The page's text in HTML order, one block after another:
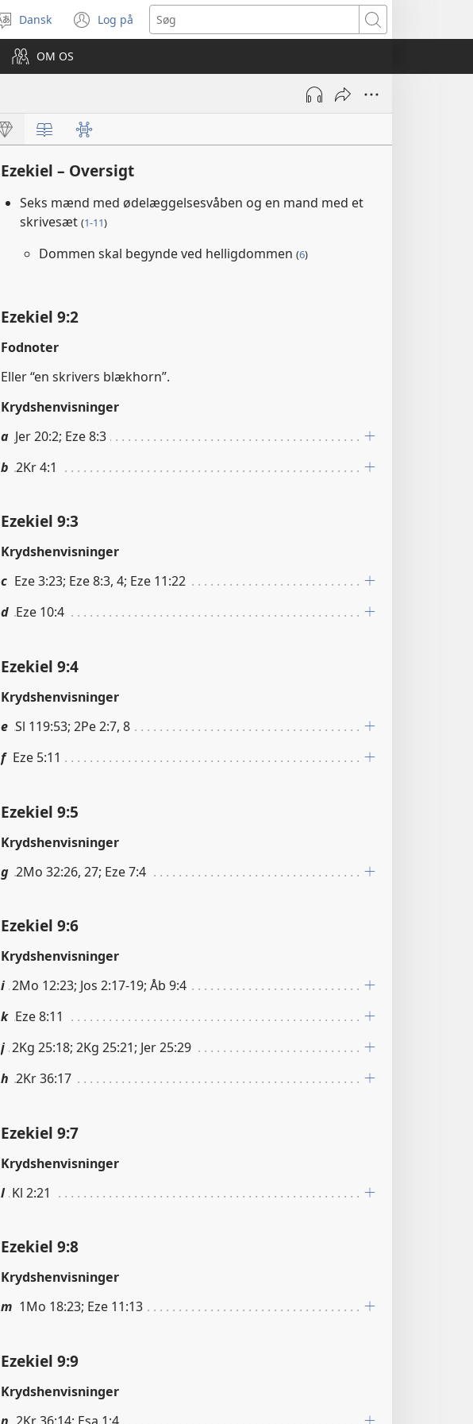
Vælg
sprog
Dansk Log på
(åbner
nyt
Søg
OM OS
Ezekiel – Oversigt
Seks mænd med ødelæggelsesvåben og en mand med et
skrivesæt (1-11)
Dommen skal begynde ved helligdommen (6)
Ezekiel 9:2
Fodnoter
Eller “en skrivers blækhorn”.
Krydshenvisninger
a Jer 20:2; Eze 8:3
b 2Kr 4:1
Ezekiel 9:3
Krydshenvisninger
c Eze 3:23; Eze 8:3, 4; Eze 11:22
d Eze 10:4
Ezekiel 9:4
Krydshenvisninger
e Sl 119:53; 2Pe 2:7, 8
f Eze 5:11
Ezekiel 9:5
Krydshenvisninger
g 2Mo 32:26, 27; Eze 7:4
Ezekiel 9:6
Krydshenvisninger
i 2Mo 12:23; Jos 2:17-19; Åb 9:4
k Eze 8:11
j 2Kg 25:18; 2Kg 25:21; Jer 25:29
h 2Kr 36:17
Ezekiel 9:7
Krydshenvisninger
l Kl 2:21
Ezekiel 9:8
Krydshenvisninger
m 1Mo 18:23; Eze 11:13
Ezekiel 9:9
Krydshenvisninger